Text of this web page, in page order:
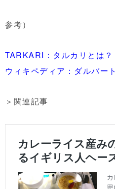
参考）
TARKARI：タルカリとは？
ウィキペディア：ダルバート
＞関連記事